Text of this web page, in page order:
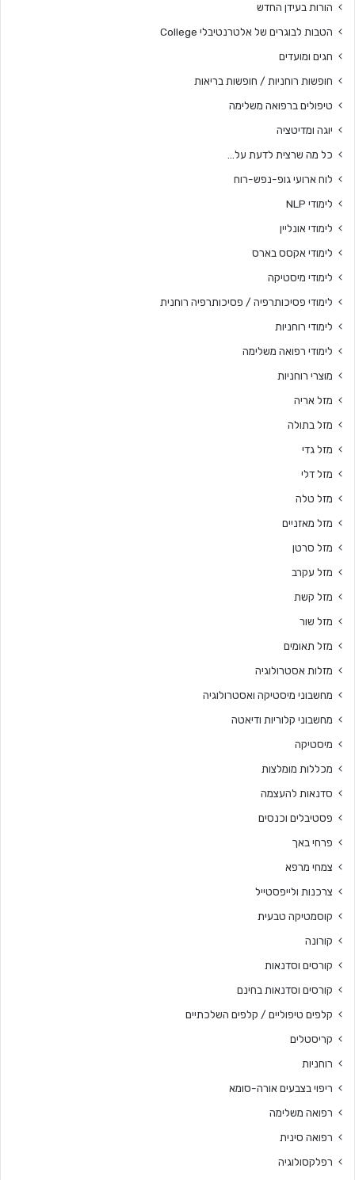
הורות בעידן החדש
הטבות לבוגרים של אלטרנטיבלי College
חגים ומועדים
חופשות רוחניות / חופשות בריאות
טיפולים ברפואה משלימה
יוגה ומדיטציה
כל מה שרצית לדעת על…
לוח ארועי גופ-נפש-רוח
לימודי NLP
לימודי אונליין
לימודי אקסס בארס
לימודי מיסטיקה
לימודי פסיכותרפיה / פסיכותרפיה רוחנית
לימודי רוחניות
לימודי רפואה משלימה
מוצרי רוחניות
מזל אריה
מזל בתולה
מזל גדי
מזל דלי
מזל טלה
מזל מאזניים
מזל סרטן
מזל עקרב
מזל קשת
מזל שור
מזל תאומים
מזלות אסטרולוגיה
מחשבוני מיסטיקה ואסטרולוגיה
מחשבוני קלוריות ודיאטה
מיסטיקה
מכללות מומלצות
סדנאות להעצמה
פסטיבלים וכנסים
פרחי באך
צמחי מרפא
צרכנות ולייפסטייל
קוסמטיקה טבעית
קורונה
קורסים וסדנאות
קורסים וסדנאות בחינם
קלפים טיפוליים / קלפים השלכתיים
קריסטלים
רוחניות
ריפוי בצבעים אורה-סומא
רפואה משלימה
רפואה סינית
רפלקסולוגיה